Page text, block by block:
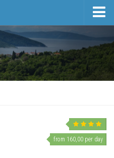
from 160,00 per day